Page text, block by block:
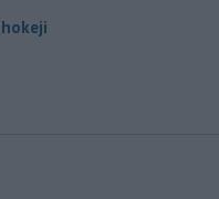
hokeji